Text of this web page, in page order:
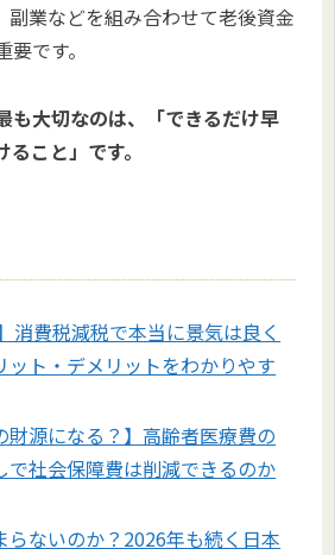
副業などを組み合わせて老後資金
です。
も大切なのは、「できるだけ早
こと」です。
消費税減税で本当に景気は良く
ット・デメリットをわかりやす
財源になる？】高齢者医療費の
で社会保障費は削減できるのか
らないのか？2026年も続く日本